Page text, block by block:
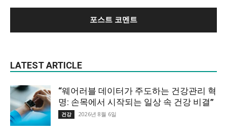
LATEST ARTICLE
“웨어러블 데이터가 주도하는 건강관리 혁
명: 손목에서 시작되는 일상 속 건강 비결”
건강 2026년 8월 6일